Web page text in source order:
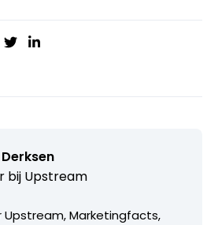
bij Upstream
Marketingfacts,